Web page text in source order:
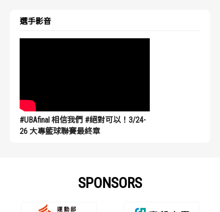
選手影音
#UBAfinal 相信我們 #絕對可以！3/24-
26 大專籃球聯賽最終章
SPONSORS